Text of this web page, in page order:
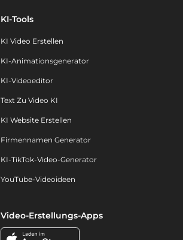
KI-Tools
KI Video Erstellen
KI-Animationsgenerator
KI-Videoeditor
Text Zu Video KI
KI Website Erstellen
Firmennamen Generator
KI-TikTok-Video-Generator
YouTube-Videoideen
Video-Erstellungs-Apps